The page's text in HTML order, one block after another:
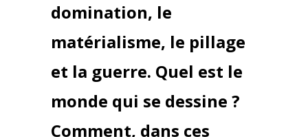
domination, le
matérialisme, le pillage
et la guerre. Quel est le
monde qui se dessine ?
Comment, dans ces